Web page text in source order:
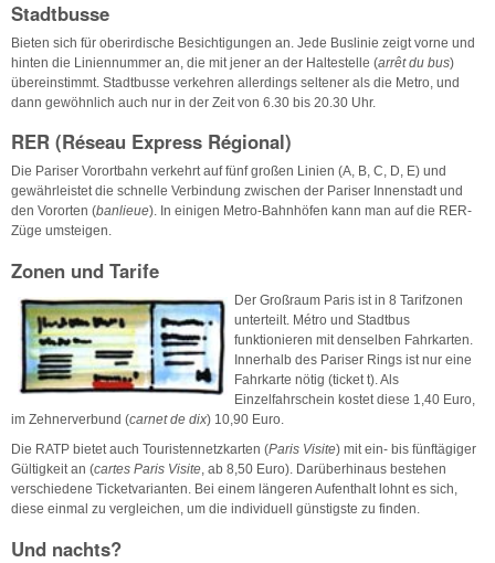
Stadtbusse
Bieten sich für oberirdische Besichtigungen an. Jede Buslinie zeigt vorne und
hinten die Liniennummer an, die mit jener an der Haltestelle (arrêt du bus)
übereinstimmt. Stadtbusse verkehren allerdings seltener als die Metro, und
dann gewöhnlich auch nur in der Zeit von 6.30 bis 20.30 Uhr.
RER (Réseau Express Régional)
Die Pariser Vorortbahn verkehrt auf fünf großen Linien (A, B, C, D, E) und
gewährleistet die schnelle Verbindung zwischen der Pariser Innenstadt und
den Vororten (banlieue). In einigen Metro-Bahnhöfen kann man auf die RER-
Züge umsteigen.
Zonen und Tarife
Der Großraum Paris ist in 8 Tarifzonen
unterteilt. Métro und Stadtbus
funktionieren mit denselben Fahrkarten.
Innerhalb des Pariser Rings ist nur eine
Fahrkarte nötig (ticket t). Als
Einzelfahrschein kostet diese 1,40 Euro,
im Zehnerverbund (carnet de dix) 10,90 Euro.
Die RATP bietet auch Touristennetzkarten (Paris Visite) mit ein- bis fünftägiger
Gültigkeit an (cartes Paris Visite, ab 8,50 Euro). Darüberhinaus bestehen
verschiedene Ticketvarianten. Bei einem längeren Aufenthalt lohnt es sich,
diese einmal zu vergleichen, um die individuell günstigste zu finden.
Und nachts?